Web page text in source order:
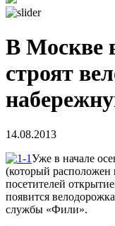
В Москве
строят
14.08.2013
Уже в начале
(который расположен
посетителей
появится
службы «Фили».